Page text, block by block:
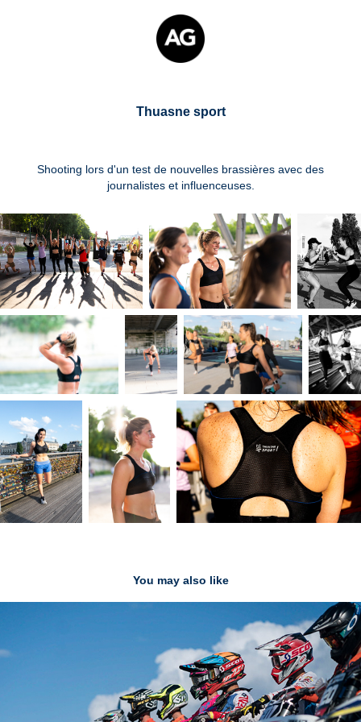
Thuasne sport
Shooting lors d'un test de nouvelles brassières avec des
journalistes et influenceuses.
You may also like